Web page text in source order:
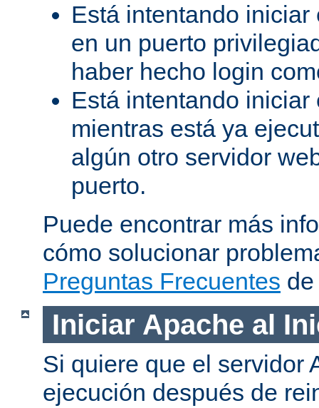
Está intentando
en un puerto
haber hecho login
Está intentando
mientras está ya
algún otro servidor
puerto.
Puede encontrar más
cómo solucionar
Preguntas Frecuentes
Iniciar Apache al
Si quiere que el servidor
ejecución después de